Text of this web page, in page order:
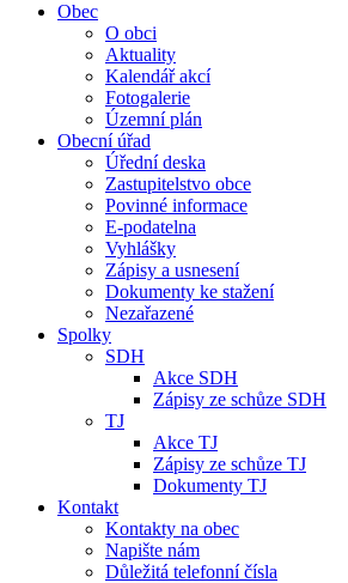
Obec
O obci
Aktuality
Kalendář akcí
Fotogalerie
Územní plán
Obecní úřad
Úřední deska
Zastupitelstvo obce
Povinné informace
E-podatelna
Vyhlášky
Zápisy a usnesení
Dokumenty ke stažení
Nezařazené
Spolky
SDH
Akce SDH
Zápisy ze schůze SDH
TJ
Akce TJ
Zápisy ze schůze TJ
Dokumenty TJ
Kontakt
Kontakty na obec
Napište nám
Důležitá telefonní čísla